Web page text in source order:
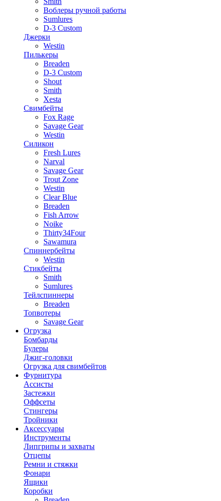
Воблеры ручной работы
Sumlures
D-3 Custom
Джерки
Westin
Пилькеры
Breaden
D-3 Custom
Shout
Smith
Xesta
Свимбейты
Fox Rage
Savage Gear
Westin
Силикон
Fresh Lures
Narval
Savage Gear
Trout Zone
Westin
Clear Blue
Breaden
Fish Arrow
Noike
Thirty34Four
Sawamura
Спиннербейты
Westin
Стикбейты
Smith
Sumlures
Тейлспиннеры
Breaden
Топвотеры
Savage Gear
Огрузка
Бомбарды
Булеры
Джиг-головки
Огрузка для свимбейтов
Фурнитура
Ассисты
Застежки
Оффсеты
Стингеры
Тройники
Аксессуары
Инструменты
Липгрипы и захваты
Отцепы
Ремни и стяжки
Фонари
Ящики
Коробки